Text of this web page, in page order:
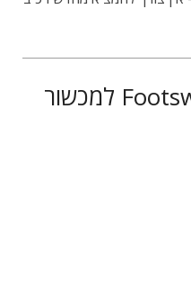
מחפשים פתרון Footswitch למכשור